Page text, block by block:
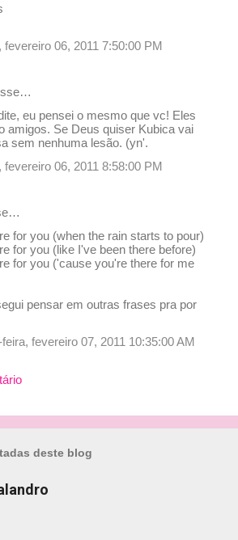
fevereiro 06, 2011 7:50:00 PM
eu pensei o mesmo que vc! Eles
amigos. Se Deus quiser Kubica vai
sem nenhuma lesão. (yn'.
fevereiro 06, 2011 8:58:00 PM
for you (when the rain starts to pour)
for you (like I've been there before)
for you ('cause you're there for me
pensar em outras frases pra por
fevereiro 07, 2011 10:35:00 AM
deste blog